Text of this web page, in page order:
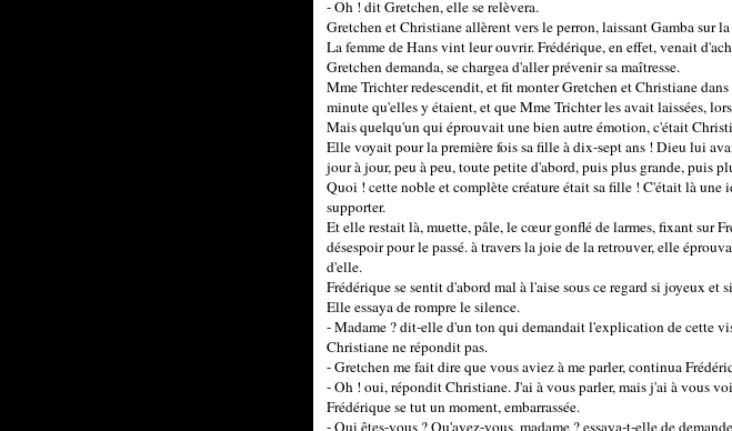
- Oh ! dit Gretchen, elle se relèvera.
Gretchen et Christiane allèrent vers le perron, laissant Gamba sur
La femme de Hans vint leur ouvrir. Frédérique, en effet, venait
Gretchen demanda, se chargea d'aller prévenir sa maîtresse.
Mme Trichter redescendit, et fit monter Gretchen et Christiane
minute qu'elles y étaient, et que Mme Trichter les avait laissées,
Mais quelqu'un qui éprouvait une bien autre émotion, c'était
Elle voyait pour la première fois sa fille à dix-sept ans ! Dieu lui
jour à jour, peu à peu, toute petite d'abord, puis plus grande, puis
Quoi ! cette noble et complète créature était sa fille ! C'était là
supporter.
Et elle restait là, muette, pâle, le cœur gonflé de larmes, fixant sur
désespoir pour le passé. à travers la joie de la retrouver, elle
d'elle.
Frédérique se sentit d'abord mal à l'aise sous ce regard si joyeux
Elle essaya de rompre le silence.
- Madame ? dit-elle d'un ton qui demandait l'explication de cette
Christiane ne répondit pas.
- Gretchen me fait dire que vous aviez à me parler, continua
- Oh ! oui, répondit Christiane. J'ai à vous parler, mais j'ai à vous
Frédérique se tut un moment, embarrassée.
- Qui êtes-vous ? Qu'avez-vous, madame ? essaya-t-elle de